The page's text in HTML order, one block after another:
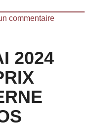
commentaire
2024